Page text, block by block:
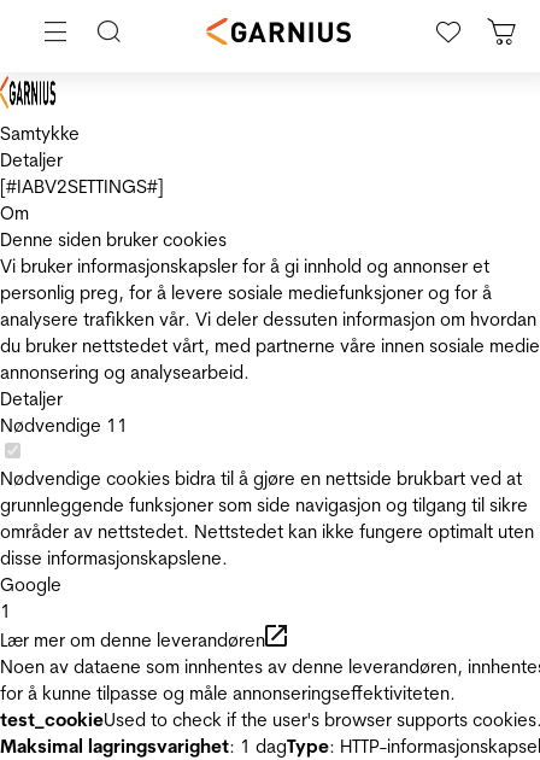
Samtykke
Detaljer
[#IABV2SETTINGS#]
Om
Denne siden bruker cookies
Vi bruker informasjonskapsler for å gi innhold og annonser et
personlig preg, for å levere sosiale mediefunksjoner og for å
analysere trafikken vår. Vi deler dessuten informasjon om hvordan
du bruker nettstedet vårt, med partnerne våre innen sosiale
annonsering og analysearbeid.
Detaljer
Nødvendige 11
Nødvendige cookies bidra til å gjøre en nettside brukbart ved at
grunnleggende funksjoner som side navigasjon og tilgang til sikre
områder av nettstedet. Nettstedet kan ikke fungere optimalt uten
disse informasjonskapslene.
Google
1
Lær mer om denne leverandøren
Noen av dataene som innhentes av denne leverandøren,
for å kunne tilpasse og måle annonseringseffektiviteten.
test_cookieUsed to check if the user's browser supports
Maksimal lagringsvarighet: 1 dagType: HTTP-informasjonskapsel